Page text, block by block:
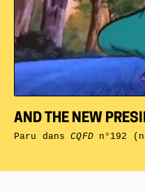
AND THE NEW
Paru dansCQFDn°192